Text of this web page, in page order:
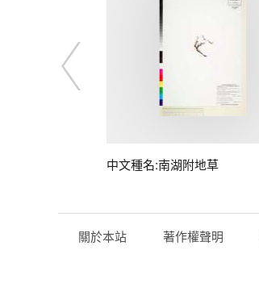
中文種名:南湖附地草
關於本站 著作權聲明